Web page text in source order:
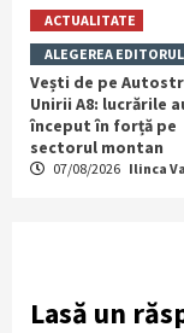
ACTUALITATE
ALEGEREA
Vești de pe
Unirii A8: lucrările
început în forță pe
sectorul montan
07/08/2026 Ilinca
Lasă un